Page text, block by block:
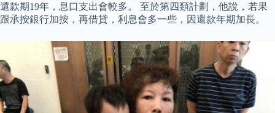
還款期19年，息口支出會較多。 至於第四類計劃，他說，若果
跟承按銀行加按，再借貸，利息會多一些，因還款年期加長。